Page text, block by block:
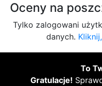
Oceny na
Tylko zalogowani
danych.
To
Gratulacje!